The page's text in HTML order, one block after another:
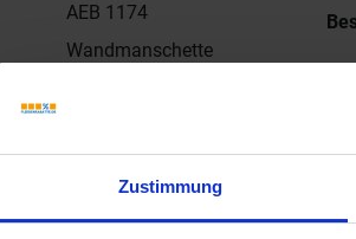
Zustimmung
AEB 1174
Wandmanschette